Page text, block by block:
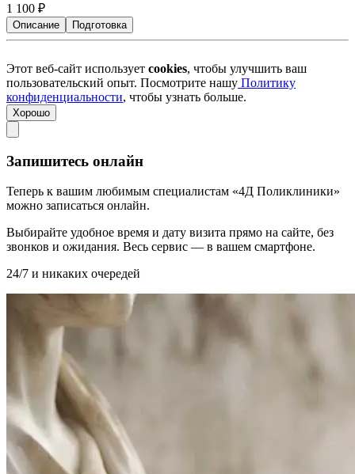
1 100 ₽
Описание Подготовка
Этот веб-сайт использует cookies, чтобы улучшить ваш
пользовательский опыт. Посмотрите нашу Политику
конфиденциальности, чтобы узнать больше.
Хорошо
Запишитесь онлайн
Теперь к вашим любимым специалистам «4Д Поликлиники»
можно записаться онлайн.
Выбирайте удобное время и дату визита прямо на сайте, без
звонков и ожидания. Весь сервис — в вашем смартфоне.
24/7 и никаких очередей